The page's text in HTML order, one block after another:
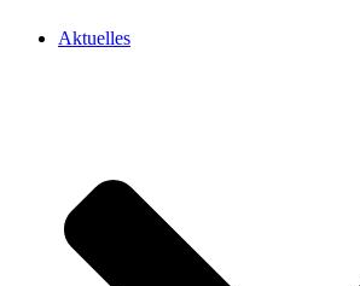
Aktuelles